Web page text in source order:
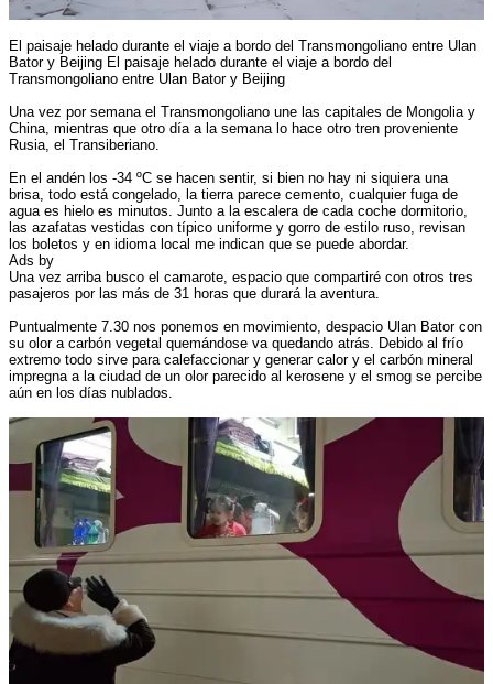
El paisaje helado durante el viaje a bordo del Transmongoliano entre Ulan
Bator y Beijing El paisaje helado durante el viaje a bordo del
Transmongoliano entre Ulan Bator y Beijing
Una vez por semana el Transmongoliano une las capitales de Mongolia y
China, mientras que otro día a la semana lo hace otro tren proveniente
Rusia, el Transiberiano.
En el andén los -34 ºC se hacen sentir, si bien no hay ni siquiera una
brisa, todo está congelado, la tierra parece cemento, cualquier fuga de
agua es hielo es minutos. Junto a la escalera de cada coche dormitorio,
las azafatas vestidas con típico uniforme y gorro de estilo ruso, revisan
los boletos y en idioma local me indican que se puede abordar.
Ads by
Una vez arriba busco el camarote, espacio que compartiré con otros tres
pasajeros por las más de 31 horas que durará la aventura.
Puntualmente 7.30 nos ponemos en movimiento, despacio Ulan Bator con
su olor a carbón vegetal quemándose va quedando atrás. Debido al frío
extremo todo sirve para calefaccionar y generar calor y el carbón mineral
impregna a la ciudad de un olor parecido al kerosene y el smog se percibe
aún en los días nublados.